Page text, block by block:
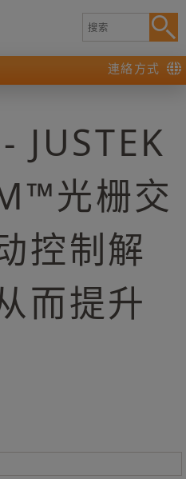
連絡方式
JUSTEK
光栅交
控制解
而提升